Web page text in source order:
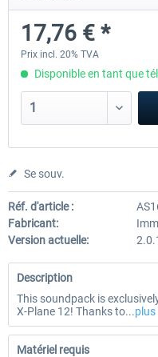
17,76 € *
Prix incl. 20% TVA
Disponible en tant que
Se souv.
Réf. d'article :
Fabricant:
Version actuelle:
Description
This soundpack is
X-Plane 12! Thanks to...plus
Matériel requis